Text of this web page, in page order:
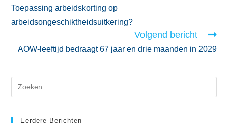
Toepassing arbeidskorting op
arbeidsongeschiktheidsuitkering?
Volgend bericht
AOW-leeftijd bedraagt 67 jaar en drie maanden in 2029
Eerdere Berichten